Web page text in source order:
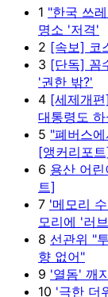
1 "한국 쓰
명소 '저격'
2 [속보] 코
3 [단독] 꼼
'권한 밖?'
4 [세제개
대통령도
5 "폐버스
[앵커리포
6 용산 어
트]
7 '메모리
모리에 '러
8 선관위 "
향 없어"
9 '열돔' 깨
10 '극한 더